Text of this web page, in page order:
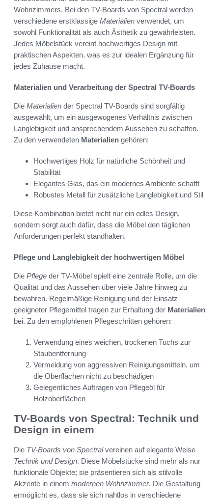
Wohnzimmers. Bei den TV-Boards von Spectral werden
verschiedene erstklassige Materialien verwendet, um
sowohl Funktionalität als auch Ästhetik zu gewährleisten.
Jedes Möbelstück vereint hochwertiges Design mit
praktischen Aspekten, was es zur idealen Ergänzung für
jedes Zuhause macht.
Materialien und Verarbeitung der Spectral TV-Boards
Die Materialien der Spectral TV-Boards sind sorgfältig
ausgewählt, um ein ausgewogenes Verhältnis zwischen
Langlebigkeit und ansprechendem Aussehen zu schaffen.
Zu den verwendeten Materialien gehören:
Hochwertiges Holz für natürliche Schönheit und
Stabilität
Elegantes Glas, das ein modernes Ambiente schafft
Robustes Metall für zusätzliche Langlebigkeit und Stil
Diese Kombination bietet nicht nur ein edles Design,
sondern sorgt auch dafür, dass die Möbel den täglichen
Anforderungen perfekt standhalten.
Pflege und Langlebigkeit der hochwertigen Möbel
Die Pflege der TV-Möbel spielt eine zentrale Rolle, um die
Qualität und das Aussehen über viele Jahre hinweg zu
bewahren. Regelmäßige Reinigung und der Einsatz
geeigneter Pflegemittel tragen zur Erhaltung der Materialien
bei. Zu den empfohlenen Pflegeschritten gehören:
Verwendung eines weichen, trockenen Tuchs zur
Staubentfernung
Vermeidung von aggressiven Reinigungsmitteln, um
die Oberflächen nicht zu beschädigen
Gelegentliches Auftragen von Pflegeöl für
Holzoberflächen
TV-Boards von Spectral: Technik und
Design in einem
Die TV-Boards von Spectralvereinen auf elegante Weise
Technik und Design. Diese Möbelstücke sind mehr als nur
funktionale Objekte; sie präsentieren sich als stilvolle
Akzente in einem modernen Wohnzimmer. Die Gestaltung
ermöglicht es, dass sie sich nahtlos in verschiedene